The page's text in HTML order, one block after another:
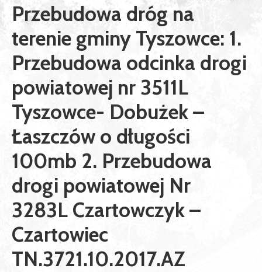
Przebudowa dróg na
terenie gminy Tyszowce: 1.
Przebudowa odcinka drogi
powiatowej nr 3511L
Tyszowce- Dobużek –
Łaszczów o długości
100mb 2. Przebudowa
drogi powiatowej Nr
3283L Czartowczyk –
Czartowiec
TN.3721.10.2017.AZ